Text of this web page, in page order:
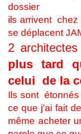
dossier
ils arrivent chez
se déplacent
2 architectes
plus tard
celui de la
Ils sont
ce que j'ai fait
même acheter